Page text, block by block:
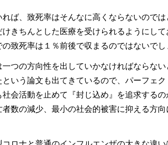
れば、致死率はそんなに高くならないのでは
きちんとした医療を受けられるようにして
致死率は１％前後で収まるのではないでし
一つの方向性を出していかなければならない
いう論文も出てきているので、パーフェ
会活動を止めて『封じ込め』を追求するの
数の減少、最小の社会的被害に抑える方向